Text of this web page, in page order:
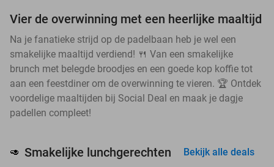
Vier de overwinning met een heerlijke maaltijd
Na je fanatieke strijd op de padelbaan heb je wel een
smakelijke maaltijd verdiend! 🍴 Van een smakelijke
brunch met belegde broodjes en een goede kop koffie tot
aan een feestdiner om de overwinning te vieren. 🏆 Ontdek
voordelige maaltijden bij Social Deal en maak je dagje
padellen compleet!
🥑 Smakelijke lunchgerechten Bekijk alle deals